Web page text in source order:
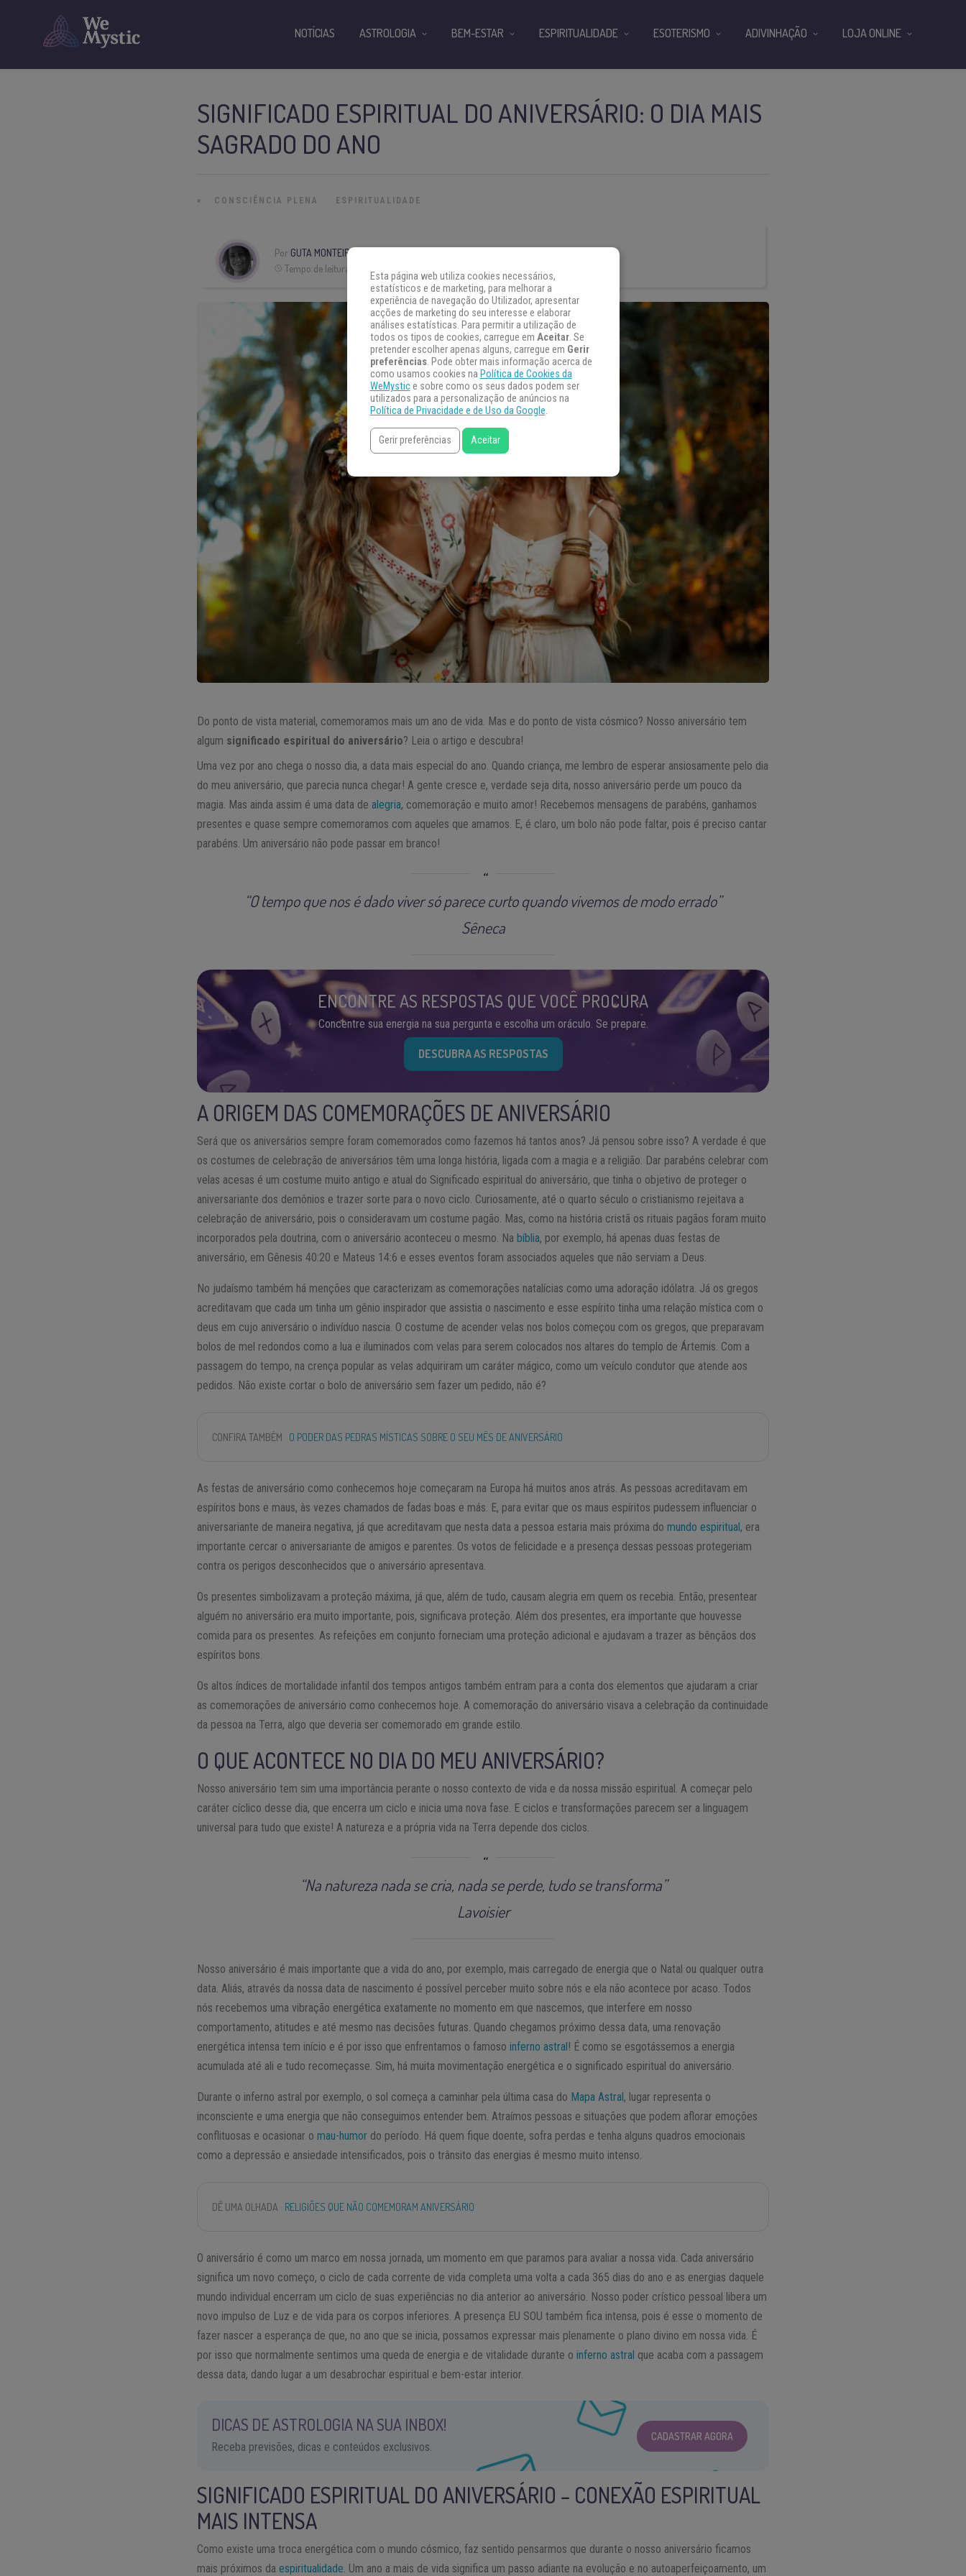
SIGNIFICADO ESPIRITUAL DO ANIVERSÁRIO: O DIA MAIS
SAGRADO DO ANO
» CONSCIÊNCIA PLENA ESPIRITUALIDADE
Por GUTA MONTEIRO
Tempo de leitura:
Do ponto de vista material, comemoramos mais um ano de vida. Mas e do ponto de vista cósmico? Nosso aniversário tem
algum significado espiritual do aniversário? Leia o artigo e descubra!
Uma vez por ano chega o nosso dia, a data mais especial do ano. Quando criança, me lembro de esperar ansiosamente pelo dia
do meu aniversário, que parecia nunca chegar! A gente cresce e, verdade seja dita, nosso aniversário perde um pouco da
magia. Mas ainda assim é uma data dealegria, comemoração e muito amor! Recebemos mensagens de parabéns, ganhamos
presentes e quase sempre comemoramos com aqueles que amamos. E, é claro, um bolo não pode faltar, pois é preciso cantar
parabéns. Um aniversário não pode passar em branco!
“O tempo que nos é dado viver só parece curto quando vivemos de modo errado”
Sêneca
ENCONTRE AS RESPOSTAS QUE VOCÊ PROCURA
Concentre sua energia na sua pergunta e escolha um oráculo. Se prepare.
DESCUBRA AS RESPOSTAS
A ORIGEM DAS COMEMORAÇÕES DE ANIVERSÁRIO
Será que os aniversários sempre foram comemorados como fazemos há tantos anos? Já pensou sobre isso? A verdade é que
os costumes de celebração de aniversários têm uma longa história, ligada com a magia e a religião. Dar parabéns celebrar com
velas acesas é um costume muito antigo e atual do Significado espiritual do aniversário, que tinha o objetivo de proteger o
aniversariante dos demônios e trazer sorte para o novo ciclo. Curiosamente, até o quarto século o cristianismo rejeitava a
celebração de aniversário, pois o consideravam um costume pagão. Mas, como na história cristã os rituais pagãos foram muito
incorporados pela doutrina, com o aniversário aconteceu o mesmo. Na bíblia, por exemplo, há apenas duas festas de
aniversário, em Gênesis 40:20 e Mateus 14:6 e esses eventos foram associados aqueles que não serviam a Deus.
No judaísmo também há menções que caracterizam as comemorações natalícias como uma adoração idólatra. Já os gregos
acreditavam que cada um tinha um gênio inspirador que assistia o nascimento e esse espírito tinha uma relação mística com o
deus em cujo aniversário o indivíduo nascia. O costume de acender velas nos bolos começou com os gregos, que preparavam
bolos de mel redondos como a lua e iluminados com velas para serem colocados nos altares do templo de Ártemis. Com a
passagem do tempo, na crença popular as velas adquiriram um caráter mágico, como um veículo condutor que atende aos
pedidos. Não existe cortar o bolo de aniversário sem fazer um pedido, não é?
CONFIRA TAMBÉM O PODER DAS PEDRAS MÍSTICAS SOBRE O SEU MÊS DE ANIVERSÁRIO
As festas de aniversário como conhecemos hoje começaram na Europa há muitos anos atrás. As pessoas acreditavam em
espíritos bons e maus, às vezes chamados de fadas boas e más. E, para evitar que os maus espíritos pudessem influenciar o
aniversariante de maneira negativa, já que acreditavam que nesta data a pessoa estaria mais próxima domundo espiritual , era
importante cercar o aniversariante de amigos e parentes. Os votos de felicidade e a presença dessas pessoas protegeriam
contra os perigos desconhecidos que o aniversário apresentava.
Os presentes simbolizavam a proteção máxima, já que, além de tudo, causam alegria em quem os recebia. Então, presentear
alguém no aniversário era muito importante, pois, significava proteção. Além dos presentes, era importante que houvesse
comida para os presentes. As refeições em conjunto forneciam uma proteção adicional e ajudavam a trazer as bênçãos dos
espíritos bons.
Os altos índices de mortalidade infantil dos tempos antigos também entram para a conta dos elementos que ajudaram a criar
as comemorações de aniversário como conhecemos hoje. A comemoração do aniversário visava a celebração da continuidade
da pessoa na Terra, algo que deveria ser comemorado em grande estilo.
O QUE ACONTECE NO DIA DO MEU ANIVERSÁRIO?
Nosso aniversário tem sim uma importância perante o nosso contexto de vida e da nossa missão espiritual. A começar pelo
caráter cíclico desse dia, que encerra um ciclo e inicia uma nova fase. E ciclos e transformações parecem ser a linguagem
universal para tudo que existe! A natureza e a própria vida na Terra depende dos ciclos.
“Na natureza nada se cria, nada se perde, tudo se transforma”
Lavoisier
Nosso aniversário é mais importante que a vida do ano, por exemplo, mais carregado de energia que o Natal ou qualquer outra
data. Aliás, através da nossa data de nascimento é possível perceber muito sobre nós e ela não acontece por acaso. Todos
nós recebemos uma vibração energética exatamente no momento em que nascemos, que interfere em nosso
comportamento, atitudes e até mesmo nas decisões futuras. Quando chegamos próximo dessa data, uma renovação
energética intensa tem início e é por isso que enfrentamos o famosoinferno astral ! É como se esgotássemos a energia
acumulada até ali e tudo recomeçasse. Sim, há muita movimentação energética e o significado espiritual do aniversário.
Durante o inferno astral por exemplo, o sol começa a caminhar pela última casa do Mapa Astral , lugar representa o
inconsciente e uma energia que não conseguimos entender bem. Atraímos pessoas e situações que podem aflorar emoções
conflituosas e ocasionar omau-humor do período. Há quem fique doente, sofra perdas e tenha alguns quadros emocionais
como a depressão e ansiedade intensificados, pois o trânsito das energias é mesmo muito intenso.
DÊ UMA OLHADA RELIGIÕES QUE NÃO COMEMORAM ANIVERSÁRIO
O aniversário é como um marco em nossa jornada, um momento em que paramos para avaliar a nossa vida. Cada aniversário
significa um novo começo, o ciclo de cada corrente de vida completa uma volta a cada 365 dias do ano e as energias daquele
mundo individual encerram um ciclo de suas experiências no dia anterior ao aniversário. Nosso poder crístico pessoal libera um
novo impulso de Luz e de vida para os corpos inferiores. A presença EU SOU também fica intensa, pois é esse o momento de
fazer nascer a esperança de que, no ano que se inicia, possamos expressar mais plenamente o plano divino em nossa vida. É
por isso que normalmente sentimos uma queda de energia e de vitalidade durante oinferno astral que acaba com a passagem
dessa data, dando lugar a um desabrochar espiritual e bem-estar interior.
DICAS DE ASTROLOGIA NA SUA INBOX!
Receba previsões, dicas e conteúdos exclusivos.
CADASTRAR AGORA
SIGNIFICADO ESPIRITUAL DO ANIVERSÁRIO – CONEXÃO ESPIRITUAL
MAIS INTENSA
Como existe uma troca energética com o mundo cósmico, faz sentido pensarmos que durante o nosso aniversário ficamos
mais próximos daespiritualidade. Um ano a mais de vida significa um passo adiante na evolução e no autoaperfeiçoamento, um
NOTÍCIAS ASTROLOGIA BEM-ESTAR ESPIRITUALIDADE ESOTERISMO ADIVINHAÇÃO LOJA ONLINE
Esta página web utiliza cookies necessários,
estatísticos e de marketing, para melhorar a
experiência de navegação do Utilizador, apresentar
acções de marketing do seu interesse e elaborar
análises estatísticas. Para permitir a utilização de
todos os tipos de cookies, carregue em Aceitar. Se
pretender escolher apenas alguns, carregue em Gerir
preferências. Pode obter mais informação acerca de
como usamos cookies na Política de Cookies da
WeMystice sobre como os seus dados podem ser
utilizados para a personalização de anúncios na
Política de Privacidade e de Uso da Google.
Gerir preferências Aceitar